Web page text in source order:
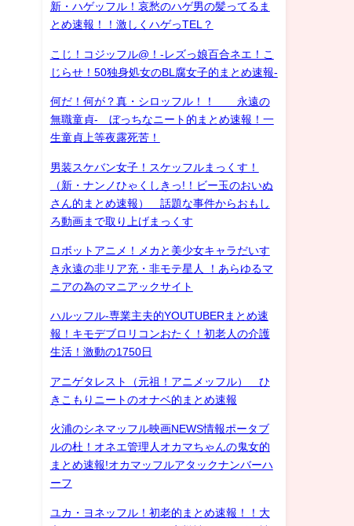
新・ハゲッフル！哀愁のハゲ男の髪ってるま
とめ速報！！激しくハゲっTEL？
こじ！コジッフル@！-レズっ娘百合ネエ！こ
じらせ！50独身処女のBL腐女子的まとめ速報-
何だ！何が？真・シロッフル！！ 永遠の
無職童貞- ぼっちなニート的まとめ速報！一
生童貞上等夜露死苦！
男装スケバン女子！スケッフルまっくす！
（新・ナンノひゃくしきっ!！ビー玉のおいぬ
さん的まとめ速報） 話題な事件からおもし
ろ動画まで取り上げまっくす
ロボットアニメ！メカと美少女キャラだいす
き永遠の非リア充・非モテ星人 ！あらゆるマ
ニアの為のマニアックサイト
ハルッフル-専業主夫的YOUTUBERまとめ速
報！キモデブロリコンおたく！初老人の介護
生活！激動の1750日
アニゲタレスト（元祖！アニメッフル） ひ
きこもりニートのオナベ的まとめ速報
火浦のシネマッフル映画NEWS情報ポータブ
ルの杜！オネエ管理人オカマちゃんの鬼女的
まとめ速報!オカマッフルアタックナンバーハ
ーフ
ユカ・ヨネッフル！初老的まとめ速報！！大